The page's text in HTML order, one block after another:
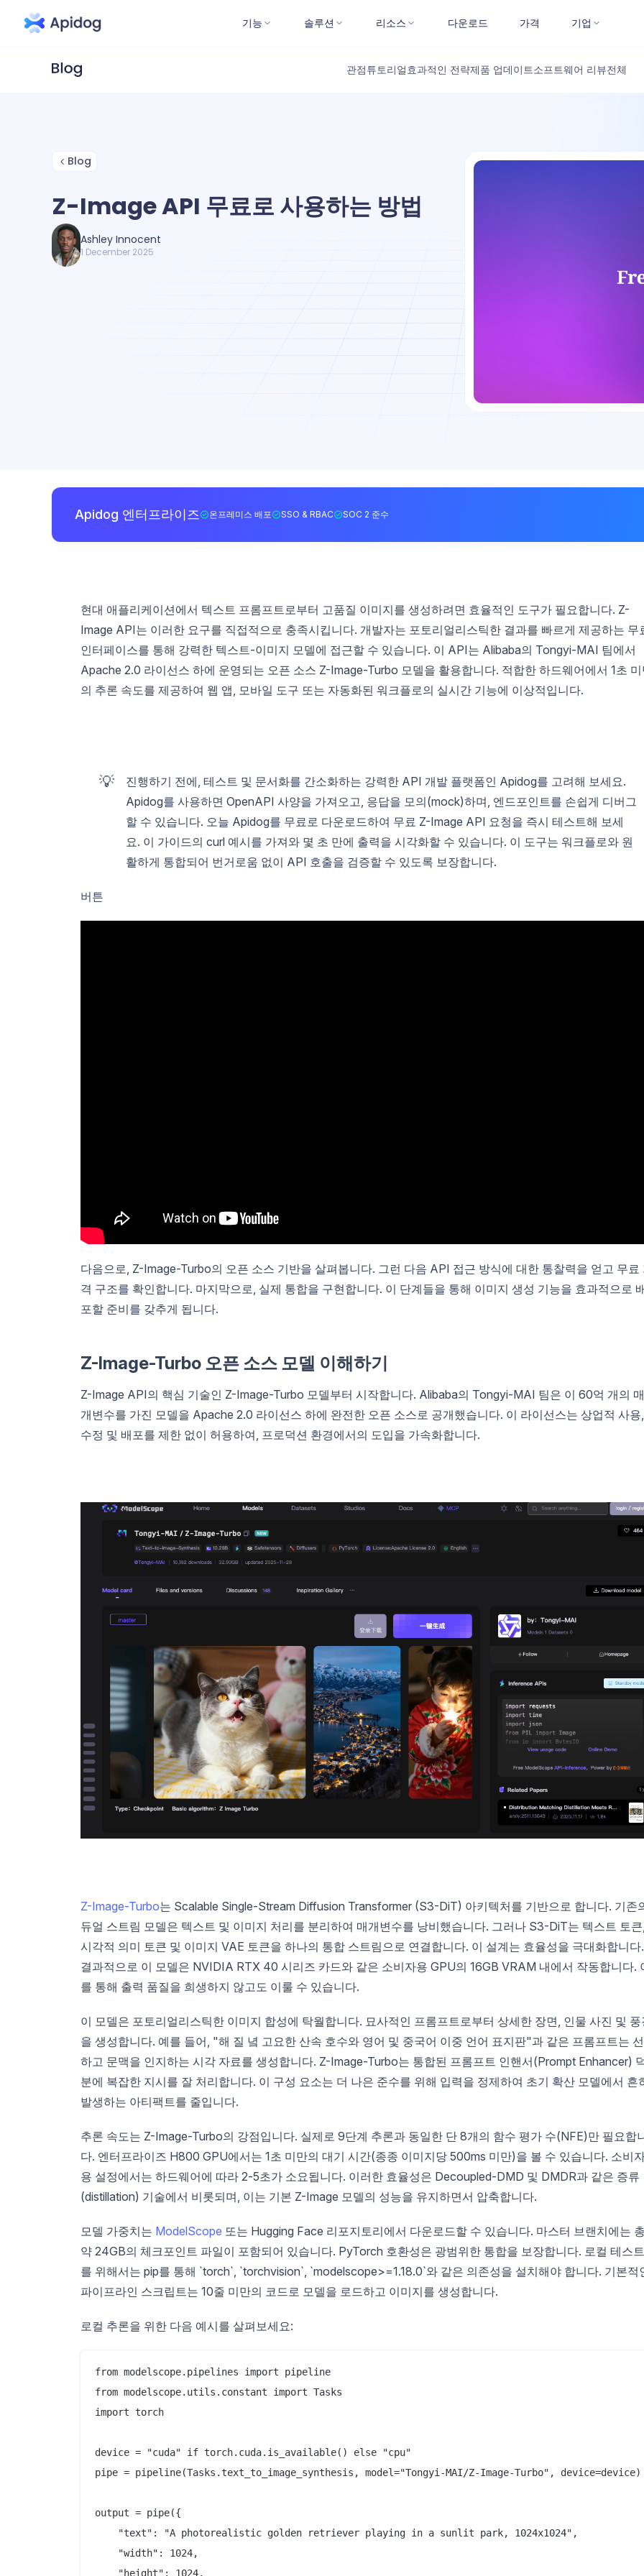
기능 솔루션 리소스 다운로드 가격 기업
관점튜토리얼효과적인 전략제품 업데이트소프트웨어 리뷰전체
Blog
Z-Image API 무료로 사용하는 방법
Ashley Innocent
1 December 2025
Apidog 엔터프라이즈 온프레미스 배포 SSO & RBAC SOC 2 준수
현대 애플리케이션에서 텍스트 프롬프트로부터 고품질 이미지를 생성하려면 효율적인 도구가 필요합니다. Z-
Image API는 이러한 요구를 직접적으로 충족시킵니다. 개발자는 포토리얼리스틱한 결과를 빠르게 제공하는 무
인터페이스를 통해 강력한 텍스트-이미지 모델에 접근할 수 있습니다. 이 API는 Alibaba의 Tongyi-MAI 팀에서
Apache 2.0 라이선스 하에 운영되는 오픈 소스 Z-Image-Turbo 모델을 활용합니다. 적합한 하드웨어에서 1초
의 추론 속도를 제공하여 웹 앱, 모바일 도구 또는 자동화된 워크플로의 실시간 기능에 이상적입니다.
💡
진행하기 전에, 테스트 및 문서화를 간소화하는 강력한 API 개발 플랫폼인 Apidog를 고려해 보세요.
Apidog를 사용하면 OpenAPI 사양을 가져오고, 응답을 모의(mock)하며, 엔드포인트를 손쉽게 디버그
할 수 있습니다. 오늘 Apidog를 무료로 다운로드하여 무료 Z-Image API 요청을 즉시 테스트해 보세
요. 이 가이드의 curl 예시를 가져와 몇 초 만에 출력을 시각화할 수 있습니다. 이 도구는 워크플로와 원
활하게 통합되어 번거로움 없이 API 호출을 검증할 수 있도록 보장합니다.
버튼
다음으로, Z-Image-Turbo의 오픈 소스 기반을 살펴봅니다. 그런 다음 API 접근 방식에 대한 통찰력을 얻고 무료
격 구조를 확인합니다. 마지막으로, 실제 통합을 구현합니다. 이 단계들을 통해 이미지 생성 기능을 효과적으로
포할 준비를 갖추게 됩니다.
Z-Image-Turbo 오픈 소스 모델 이해하기
Z-Image API의 핵심 기술인 Z-Image-Turbo 모델부터 시작합니다. Alibaba의 Tongyi-MAI 팀은 이 60억 개의 매
개변수를 가진 모델을 Apache 2.0 라이선스 하에 완전한 오픈 소스로 공개했습니다. 이 라이선스는 상업적 사용,
수정 및 배포를 제한 없이 허용하여, 프로덕션 환경에서의 도입을 가속화합니다.
Z-Image-Turbo는 Scalable Single-Stream Diffusion Transformer (S3-DiT) 아키텍처를 기반으로 합니다. 기존
듀얼 스트림 모델은 텍스트 및 이미지 처리를 분리하여 매개변수를 낭비했습니다. 그러나 S3-DiT는 텍스트 토
시각적 의미 토큰 및 이미지 VAE 토큰을 하나의 통합 스트림으로 연결합니다. 이 설계는 효율성을 극대화합니다.
결과적으로 이 모델은 NVIDIA RTX 40 시리즈 카드와 같은 소비자용 GPU의 16GB VRAM 내에서 작동합니다.
를 통해 출력 품질을 희생하지 않고도 이룰 수 있습니다.
이 모델은 포토리얼리스틱한 이미지 합성에 탁월합니다. 묘사적인 프롬프트로부터 상세한 장면, 인물 사진 및 풍
을 생성합니다. 예를 들어, "해 질 녘 고요한 산속 호수와 영어 및 중국어 이중 언어 표지판"과 같은 프롬프트는
하고 문맥을 인지하는 시각 자료를 생성합니다. Z-Image-Turbo는 통합된 프롬프트 인핸서(Prompt Enhancer)
분에 복잡한 지시를 잘 처리합니다. 이 구성 요소는 더 나은 준수를 위해 입력을 정제하여 초기 확산 모델에서 흔
발생하는 아티팩트를 줄입니다.
추론 속도는 Z-Image-Turbo의 강점입니다. 실제로 9단계 추론과 동일한 단 8개의 함수 평가 수(NFE)만 필요합
다. 엔터프라이즈 H800 GPU에서는 1초 미만의 대기 시간(종종 이미지당 500ms 미만)을 볼 수 있습니다. 소비
용 설정에서는 하드웨어에 따라 2-5초가 소요됩니다. 이러한 효율성은 Decoupled-DMD 및 DMDR과 같은 증류
(distillation) 기술에서 비롯되며, 이는 기본 Z-Image 모델의 성능을 유지하면서 압축합니다.
모델 가중치는 ModelScope 또는 Hugging Face 리포지토리에서 다운로드할 수 있습니다. 마스터 브랜치에는
약 24GB의 체크포인트 파일이 포함되어 있습니다. PyTorch 호환성은 광범위한 통합을 보장합니다. 로컬 테스트
를 위해서는 pip를 통해 `torch`, `torchvision`, `modelscope>=1.18.0`와 같은 의존성을 설치해야 합니다. 기본적
파이프라인 스크립트는 10줄 미만의 코드로 모델을 로드하고 이미지를 생성합니다.
로컬 추론을 위한 다음 예시를 살펴보세요:
from modelscope.pipelines import pipeline
from modelscope.utils.constant import Tasks
import torch
device = "cuda" if torch.cuda.is_available() else "cpu"
pipe = pipeline(Tasks.text_to_image_synthesis, model="Tongyi-MAI/Z-Image-Turbo", device=device)
output = pipe({
    "text": "A photorealistic golden retriever playing in a sunlit park, 1024x1024",
    "width": 1024,
    "height": 1024,